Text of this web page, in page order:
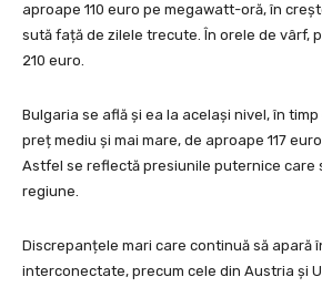
aproape 110 euro pe megawatt-oră, în
sută față de zilele trecute. În orele de vârf,
210 euro.
Bulgaria se află și ea la același nivel, în
preț mediu și mai mare, de aproape 117
Astfel se reflectă presiunile puternice care
regiune.
Discrepanțele mari care continuă să apară
interconectate, precum cele din Austria și